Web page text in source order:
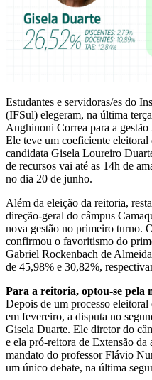
Estudantes e servidoras/es do
(IFSul) elegeram, na última
Anghinoni Correa para a
Ele teve um coeficiente
candidata Gisela Loureiro
de recursos vai até as 14h de
no dia 20 de junho.
Além da eleição da reitoria,
direção-geral do câmpus
nova gestão no primeiro turno.
confirmou o favoritismo do
Gabriel Rockenbach de
de 45,98% e 30,82%,
Para a reitoria, optou-se pela
Depois de um processo
em fevereiro, a disputa no
Gisela Duarte. Ele diretor do
e ela pró-reitora de Extensão
mandato do professor Flávio
um único debate, na última